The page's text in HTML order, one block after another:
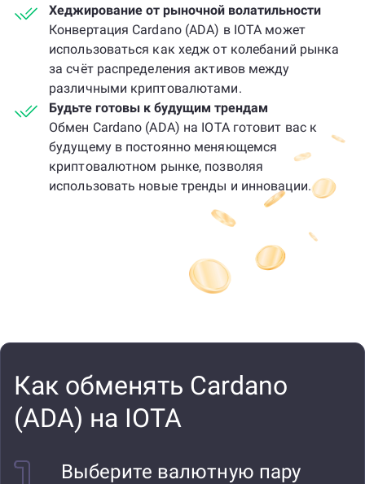
Хеджирование от рыночной волатильности
Конвертация Cardano (ADA) в IOTA может
использоваться как хедж от колебаний рынка
за счёт распределения активов между
различными криптовалютами.
Будьте готовы к будущим трендам
Обмен Cardano (ADA) на IOTA готовит вас к
будущему в постоянно меняющемся
криптовалютном рынке, позволяя
использовать новые тренды и инновации.
Как обменять Cardano
(ADA) на IOTA
Выберите валютную пару